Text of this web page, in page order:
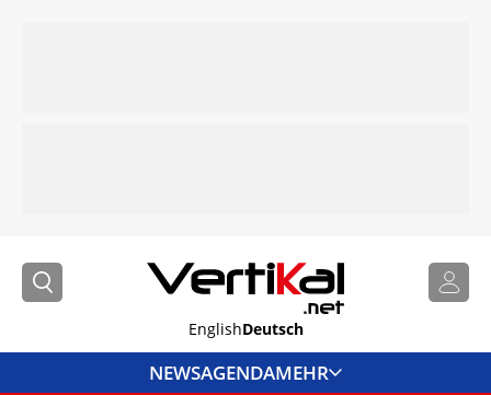
EnglishDeutsch
NEWSAGENDAMEHR